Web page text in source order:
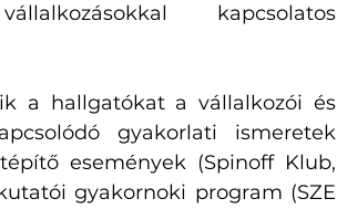
kapcsolatos
a hallgatókat a vállalkozói és
gyakorlati ismeretek
események (Spinoff Klub,
gyakornoki program (SZE